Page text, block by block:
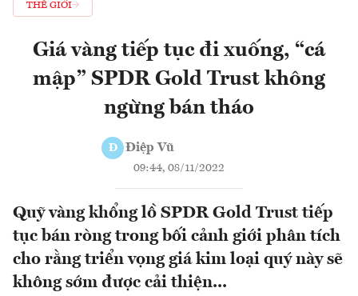
THẾ GIỚI
Giá vàng tiếp tục đi xuống, “cá
mập” SPDR Gold Trust không
ngừng bán tháo
Đ Điệp Vũ
09:44, 08/11/2022
Quỹ vàng khổng lồ SPDR Gold Trust tiếp
tục bán ròng trong bối cảnh giới phân tích
cho rằng triển vọng giá kim loại quý này sẽ
không sớm được cải thiện...